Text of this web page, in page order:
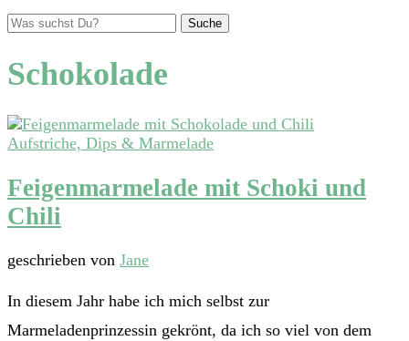
Suche
Schokolade
Aufstriche, Dips & Marmelade
Feigenmarmelade mit Schoki und
Chili
geschrieben von Jane
In diesem Jahr habe ich mich selbst zur
Marmeladenprinzessin gekrönt, da ich so viel von dem